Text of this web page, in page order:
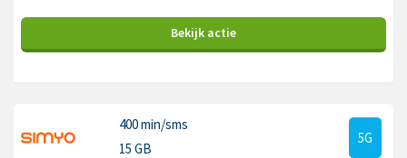
Bekijk actie
400 min/sms
15 GB
5G